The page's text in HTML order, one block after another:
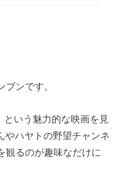
ンです。
いう魅力的な映画を見
やハヤトの野望チャンネ
観るのが趣味なだけに